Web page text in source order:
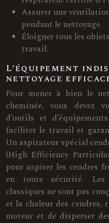
Assurer une
pendant le nettoyage.
Éloigner tous les
travail.
L’équipement
nettoyage
Pour mener à bien le
cheminée, vous devez
d’outils et
faciliter le travail et
Un aspirateur spécial
(High Efficiency
pour aspirer les cendres
en toute sécurité. Les
classiques ne sont pas
et la chaleur des cendres,
moteur et de disperser